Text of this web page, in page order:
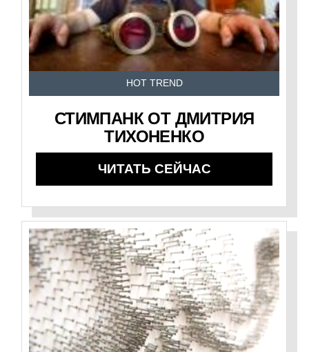
HOT TREND
СТИМПАНК ОТ ДМИТРИЯ
ТИХОНЕНКО
ЧИТАТЬ СЕЙЧАС